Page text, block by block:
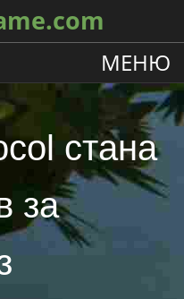
МЕНЮ
стана
за